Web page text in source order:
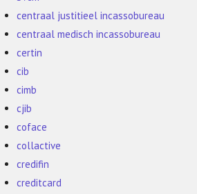
centraal justitieel incassobureau
centraal medisch incassobureau
certin
cib
cimb
cjib
coface
collactive
credifin
creditcard